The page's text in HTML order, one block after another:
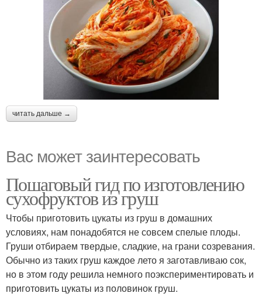
читать дальше →
Вас может заинтересовать
Пошаговый гид по изготовлению
сухофруктов из груш
Чтобы приготовить цукаты из груш в домашних
условиях, нам понадобятся не совсем спелые плоды.
Груши отбираем твердые, сладкие, на грани созревания.
Обычно из таких груш каждое лето я заготавливаю сок,
но в этом году решила немного поэкспериментировать и
приготовить цукаты из половинок груш.